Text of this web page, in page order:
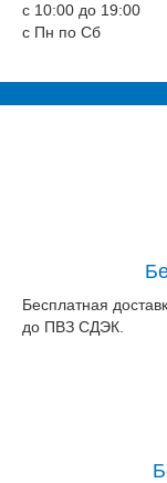
c 10:00 до 19:00
c Пн по Сб
Бесплатная
до ПВЗ СДЭК.